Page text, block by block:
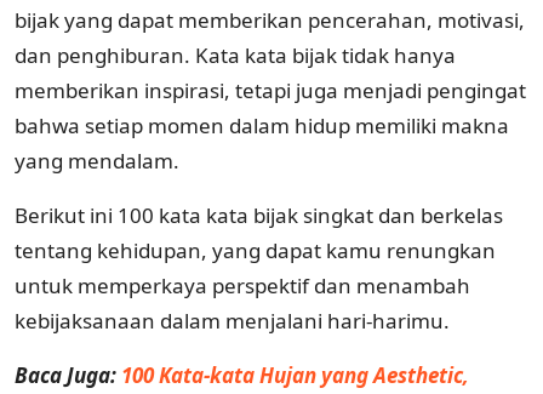
bijak yang dapat memberikan pencerahan, motivasi,
dan penghiburan. Kata kata bijak tidak hanya
memberikan inspirasi, tetapi juga menjadi pengingat
bahwa setiap momen dalam hidup memiliki makna
yang mendalam.
Berikut ini 100 kata kata bijak singkat dan berkelas
tentang kehidupan, yang dapat kamu renungkan
untuk memperkaya perspektif dan menambah
kebijaksanaan dalam menjalani hari-harimu.
Baca Juga: 100 Kata-kata Hujan yang Aesthetic,